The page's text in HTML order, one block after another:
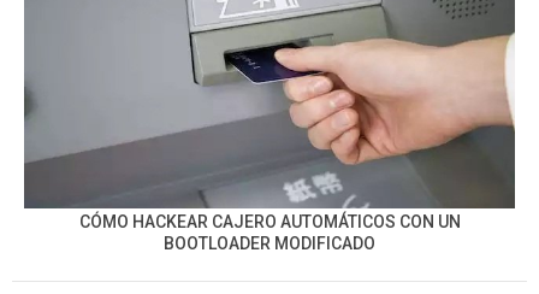
CÓMO HACKEAR CAJERO AUTOMÁTICOS CON UN
BOOTLOADER MODIFICADO